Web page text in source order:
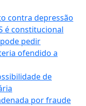
contra depressão
é constitucional
pedir
ofendido a
de
por fraude